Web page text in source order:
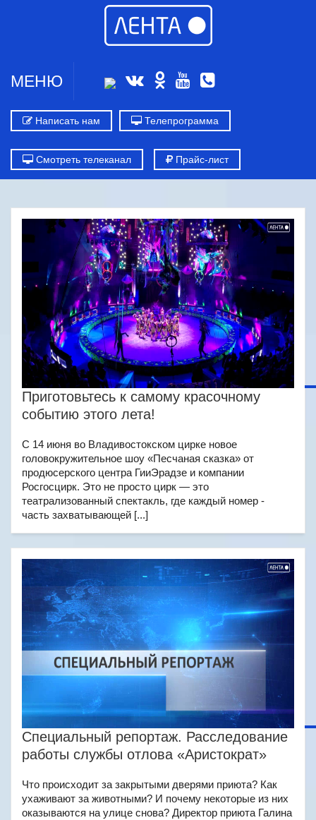
МЕНЮ
Написать нам Телепрограмма
Смотреть телеканал Прайс-лист
Приготовьтесь к самому красочному
событию этого лета!
С 14 июня во Владивостокском цирке новое
головокружительное шоу «Песчаная сказка» от
продюсерского центра ГииЭрадзе и компании
Росгосцирк. Это не просто цирк — это
театрализованный спектакль, где каждый номер -
часть захватывающей [...]
Специальный репортаж. Расследование
работы службы отлова «Аристократ»
Что происходит за закрытыми дверями приюта? Как
ухаживают за животными? И почему некоторые из них
оказываются на улице снова? Директор приюта Галина